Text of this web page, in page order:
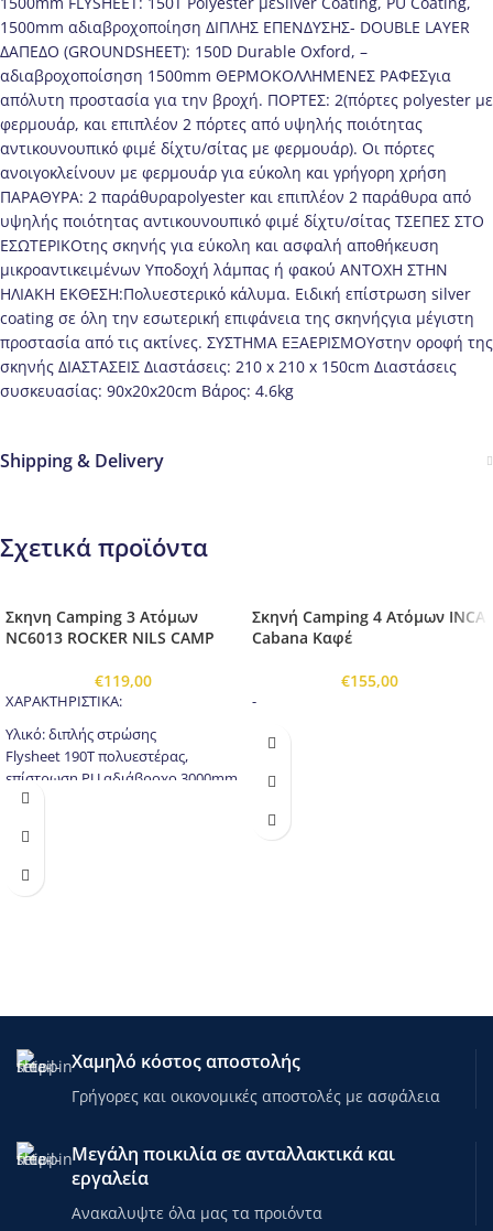
1500mm αδιαβροχοποίηση ΔΙΠΛΗΣ ΕΠΕΝΔΥΣΗΣ- DOUBLE LAYER
ΔΑΠΕΔΟ (GROUNDSHEET): 150D Durable Oxford, –
αδιαβροχοποίσηση 1500mm ΘΕΡΜΟΚΟΛΛΗΜΕΝΕΣ ΡΑΦΕΣγια
απόλυτη προστασία για την βροχή. ΠΟΡΤΕΣ: 2(πόρτες polyester με
φερμουάρ, και επιπλέον 2 πόρτες από υψηλής ποιότητας
αντικουνουπικό φιμέ δίχτυ/σίτας με φερμουάρ). Οι πόρτες
ανοιγοκλείνουν με φερμουάρ για εύκολη και γρήγορη χρήση
ΠΑΡΑΘΥΡΑ: 2 παράθυραpolyester και επιπλέον 2 παράθυρα από
υψηλής ποιότητας αντικουνουπικό φιμέ δίχτυ/σίτας ΤΣΕΠΕΣ ΣΤΟ
ΕΣΩΤΕΡΙΚOτης σκηνής για εύκολη και ασφαλή αποθήκευση
μικροαντικειμένων Υποδοχή λάμπας ή φακού ΑΝΤΟΧΗ ΣΤΗΝ
ΗΛΙΑΚΗ ΕΚΘΕΣΗ:Πολυεστερικό κάλυμα. Ειδική επίστρωση silver
coating σε όλη την εσωτερική επιφάνεια της σκηνήςγια μέγιστη
προστασία από τις ακτίνες. ΣΥΣΤΗΜΑ ΕΞΑΕΡΙΣΜΟΥστην οροφή της
σκηνής ΔΙΑΣΤΑΣΕΙΣ Διαστάσεις: 210 x 210 x 150cm Διαστάσεις
συσκευασίας: 90x20x20cm Βάρος: 4.6kg
Shipping & Delivery
Σχετικά προϊόντα
Σκηνη Camping 3 Ατόμων
NC6013 ROCKER NILS CAMP
€119,00
ΧΑΡΑΚΤΗΡΙΣΤΙΚΑ:
Υλικό: διπλής στρώσης
Flysheet 190T πολυεστέρας,
επίστρωση PU αδιάβροχο 3000mm
Σκελετός: Fiberglass 2x O8,5mm / 1x
Δάπεδο: PE-120G/M2, αδιάβροχο
3000mm
Ατομα: 3
Μήκος: 65 cm
Βάρος: 4,2 kg
Αντοχή στη φλόγα: ναι
ακτινοβολία: ναι
Ραφές με ταινία: ναι
κρεβατοκάμαρα: ναι
Σκηνή Camping 4 Ατόμων INCA
Cabana Καφέ
€155,00
-
Χαμηλό κόστος αποστολής
Γρήγορες και οικονομικές αποστολές με ασφάλεια
Μεγάλη ποικιλία σε ανταλλακτικά και
εργαλεία
Ανακαλυψτε όλα μας τα προιόντα